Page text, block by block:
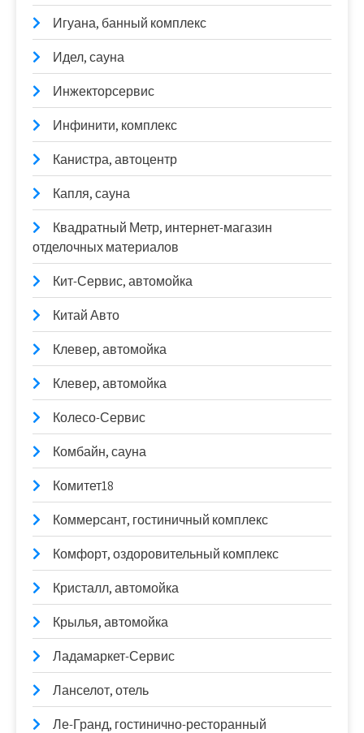
Игуана, банный комплекс
Идел, сауна
Инжекторсервис
Инфинити, комплекс
Канистра, автоцентр
Капля, сауна
Квадратный Метр, интернет-магазин
отделочных материалов
Кит-Сервис, автомойка
Китай Авто
Клевер, автомойка
Клевер, автомойка
Колесо-Сервис
Комбайн, сауна
Комитет18
Коммерсант, гостиничный комплекс
Комфорт, оздоровительный комплекс
Кристалл, автомойка
Крылья, автомойка
Ладамаркет-Сервис
Ланселот, отель
Ле-Гранд, гостинично-ресторанный